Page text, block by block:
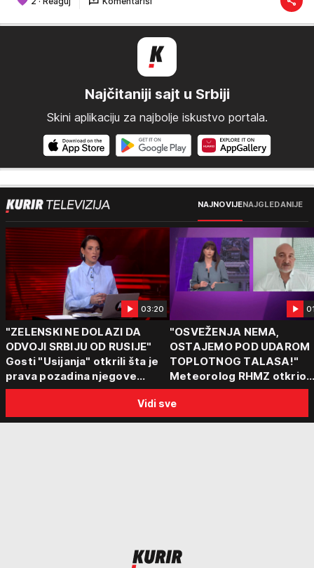
Najčitaniji sajt u Srbiji
Skini aplikaciju za najbolje iskustvo portala.
NAJNOVIJENAJGLEDANIJE
03:20
"ZELENSKI NE DOLAZI DA
ODVOJI SRBIJU OD RUSIJE"
Gosti "Usijanja" otkrili šta je
prava pozadina njegove
posete Beogradu
"OSVEŽENJA NEMA,
OSTAJEMO POD UDAROM
TOPLOTNOG TALASA!"
Meteorolog RHMZ otkrio
kakvo vreme nas čeka do
kraja avgusta
Vidi sve